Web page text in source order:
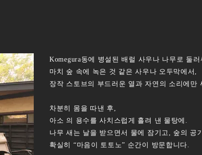
Komegura동에 병설된 배럴 사우나 나무로 둘
마치 숲 속에 녹은 것 같은 사우나 오두막에서,
장작 스토브의 부드러운 열과 자연의 소리에
차분히 몸을 따낸 후,
아소 의 용수를 사치스럽게 흘려 낸 물탕에.
나무 새는 날을 받으면서 물에 잠기고, 숲의 공
확실히 “마음이 토토노” 순간이 방문합니다.